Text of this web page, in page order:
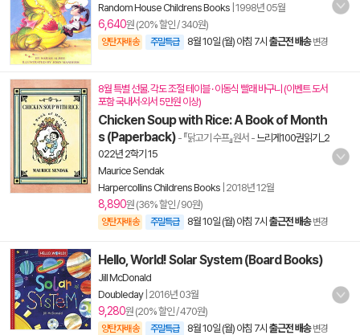
Random House Childrens Books 1998년 05월
6,640원 (20% 할인 / 340원)
양탄자배송 주말특급 8월 10일 (월) 아침 7시 출근전 배송 변경
8월 특별 선물. 각도 조절 테이블 · 이동식 빨래 바구니 (이벤트 도서
포함 국내서·외서 5만원 이상)
Chicken Soup with Rice: A Book of Month
s (Paperback) - 『닭고기 수프』원서 -느리게100권읽기_2
022년 2학기 15
Maurice Sendak
Harpercollins Childrens Books 2018년 12월
8,890원 (36% 할인 / 90원)
양탄자배송 주말특급 8월 10일 (월) 아침 7시 출근전 배송 변경
Hello, World! Solar System (Board Books)
Jill McDonald
Doubleday| 2016년 03월
9,280원 (20% 할인 / 470원)
양탄자배송 주말특급 8월 10일 (월) 아침 7시 출근전 배송 변경